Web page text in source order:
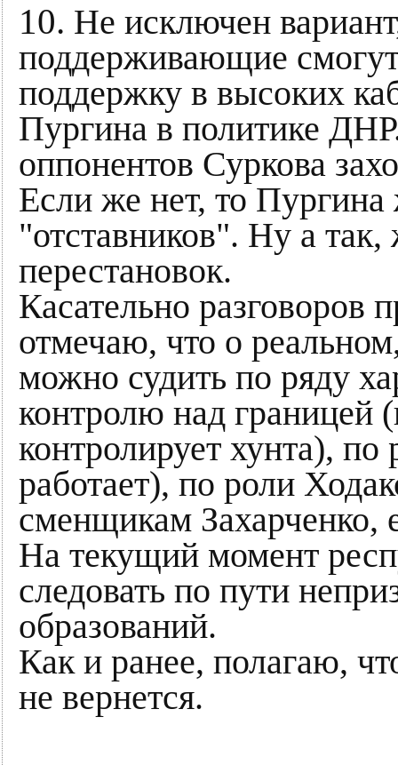
10. Не исключен
поддерживающие
поддержку в высоких
Пургина в политике
оппонентов Суркова
Если же нет, то Пургина
"отставников". Ну а
перестановок.
Касательно разговоров
отмечаю, что о
можно судить по ряду
контролю над границей
контролирует хунта), по
работает), по роли
сменщикам Захарченко,
На текущий момент
следовать по пути
образований.
Как и ранее, полагаю,
не вернется.